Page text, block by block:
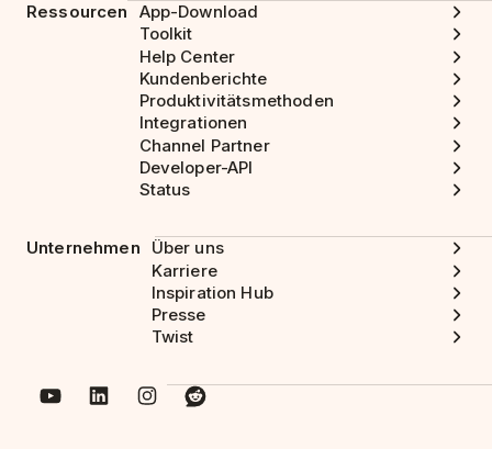
Ressourcen
App-Download
Toolkit
Help Center
Kundenberichte
Produktivitätsmethoden
Integrationen
Channel Partner
Developer-API
Status
Unternehmen
Über uns
Karriere
Inspiration Hub
Presse
Twist